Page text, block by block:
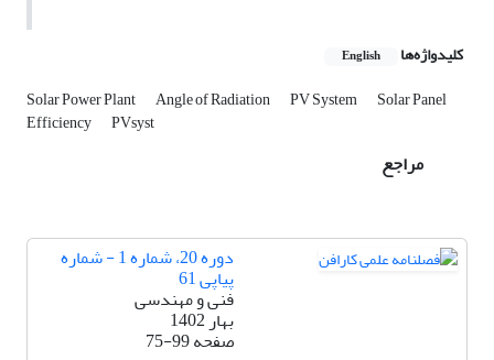
کلیدواژه‌ها English
Solar Power Plant Angle of Radiation PV System Solar Panel
Efficiency PVsyst
مراجع
دوره 20، شماره 1 - شماره
پیاپی 61
فنی و مهندسی
بهار 1402
صفحه75-99